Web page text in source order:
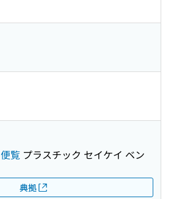
覧 プラスチック セイケイ ベン
典拠